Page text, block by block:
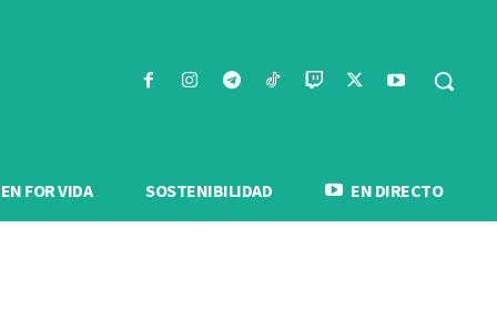
FOR VIDA SOSTENIBILIDAD EN DIRECTO